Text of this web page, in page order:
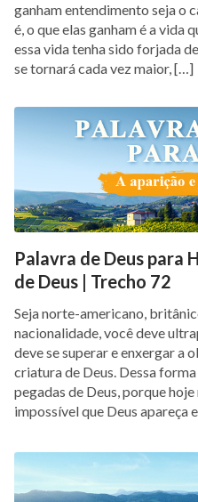
ganham entendimento seja o
é, o que elas ganham é a vida
essa vida tenha sido forjada
se tornará cada vez maior, […]
Palavra de Deus para
de Deus | Trecho 72
Seja norte-americano,
nacionalidade, você deve
deve se superar e enxergar a
criatura de Deus. Dessa
pegadas de Deus, porque
impossível que Deus apareça